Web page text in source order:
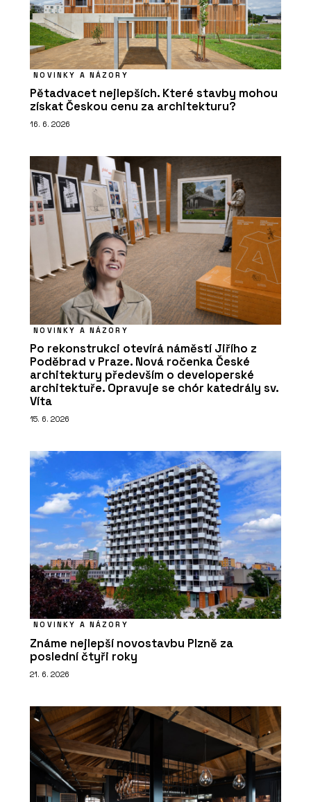
NOVINKY A NÁZORY
Pětadvacet nejlepších. Které stavby mohou
získat Českou cenu za architekturu?
16. 6. 2026
NOVINKY A NÁZORY
Po rekonstrukci otevírá náměstí Jiřího z
Poděbrad v Praze. Nová ročenka České
architektury především o developerské
architektuře. Opravuje se chór katedrály sv.
Víta
15. 6. 2026
NOVINKY A NÁZORY
Známe nejlepší novostavbu Plzně za
poslední čtyři roky
21. 6. 2026